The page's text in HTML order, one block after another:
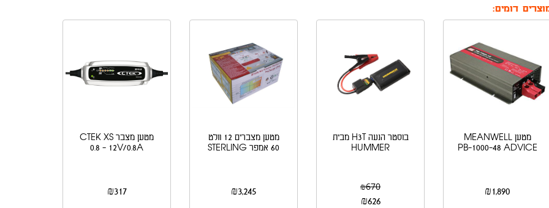
דומים:
מטען MEANWELL
PB-1000-48 ADVICE
₪1,890
בוסטר הנעה H3T מבית
HUMMER
₪670
₪626
מטען מצברים 12 וולט
60 אמפר STERLING
₪3,245
מטען מצבר CTEK XS
0.8 - 12V/0.8A
₪317